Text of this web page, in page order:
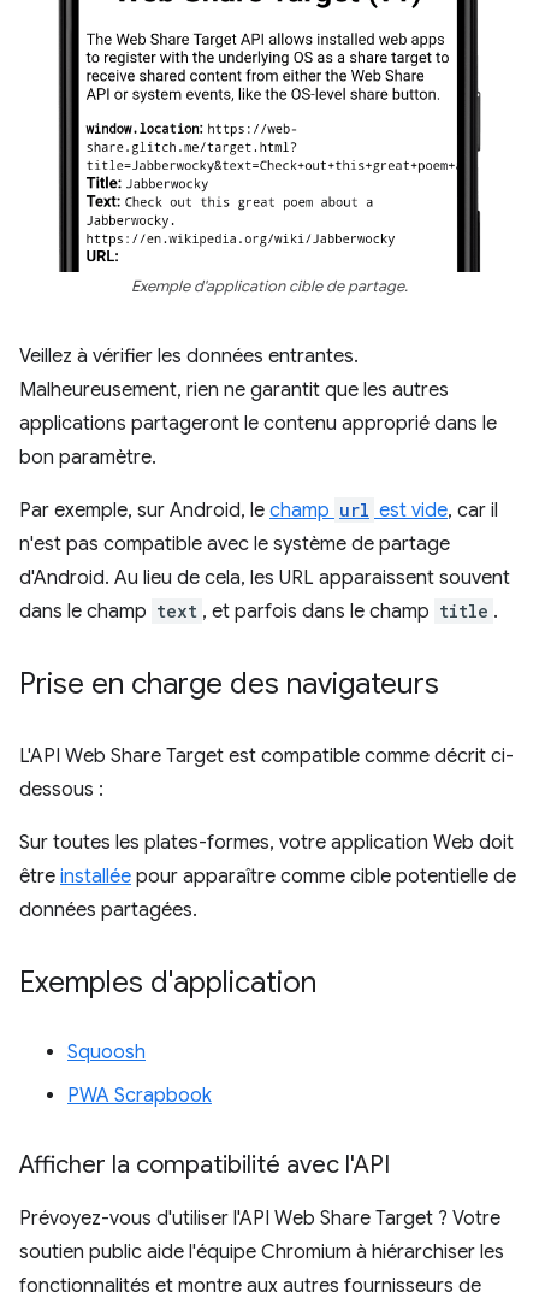
Exemple d'application cible de partage.
Veillez à vérifier les données entrantes.
Malheureusement, rien ne garantit que les autres
applications partageront le contenu approprié dans le
bon paramètre.
Par exemple, sur Android, le champ url est vide, car il
n'est pas compatible avec le système de partage
d'Android. Au lieu de cela, les URL apparaissent souvent
dans le champ text , et parfois dans le champ title .
Prise en charge des navigateurs
L'API Web Share Target est compatible comme décrit ci-
dessous :
Sur toutes les plates-formes, votre application Web doit
être installée pour apparaître comme cible potentielle de
données partagées.
Exemples d'application
Squoosh
PWA Scrapbook
Afficher la compatibilité avec l'API
Prévoyez-vous d'utiliser l'API Web Share Target ? Votre
soutien public aide l'équipe Chromium à hiérarchiser les
fonctionnalités et montre aux autres fournisseurs de